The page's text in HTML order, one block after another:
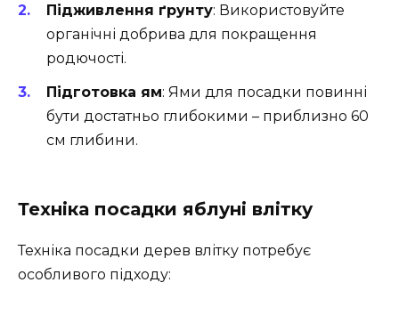
Підживлення ґрунту: Використовуйте
органічні добрива для покращення
родючості.
Підготовка ям: Ями для посадки повинні
бути достатньо глибокими – приблизно 60
см глибини.
Техніка посадки яблуні влітку
Техніка посадки дерев влітку потребує
особливого підходу: